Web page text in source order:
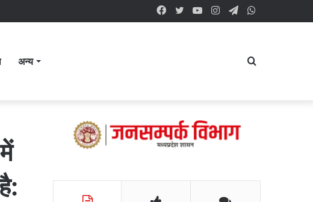
Telegram
Instagram
YouTube
Twitter
Facebook
अन्य Search